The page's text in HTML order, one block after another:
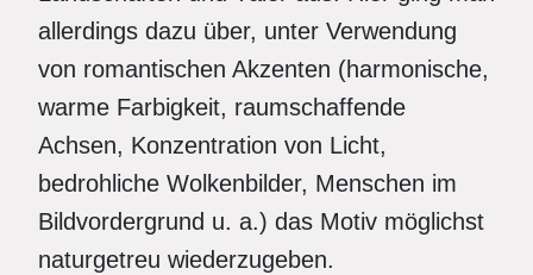
allerdings dazu über, unter Verwendung
von romantischen Akzenten (harmonische,
warme Farbigkeit, raumschaffende
Achsen, Konzentration von Licht,
bedrohliche Wolkenbilder, Menschen im
Bildvordergrund u. a.) das Motiv möglichst
naturgetreu wiederzugeben.